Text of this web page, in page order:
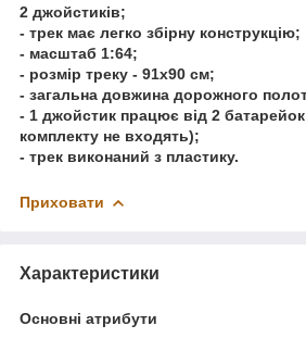
2 джойстиків;
- трек має легко збірну конструкцію;
- масштаб 1:64;
- розмір треку - 91х90 см;
- загальна довжина дорожного
- 1 джойстик працює від 2
комплекту не входять);
- трек виконаний з пластику.
Приховати
Характеристики
Основні атрибути